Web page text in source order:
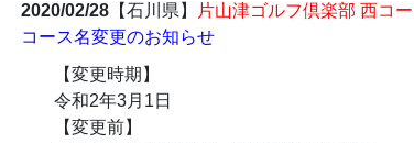
2020/02/28【石川県】
片山津ゴルフ倶楽部 西コ
コース名変更のお知らせ
【変更時期】
令和2年3月1日
【変更前】